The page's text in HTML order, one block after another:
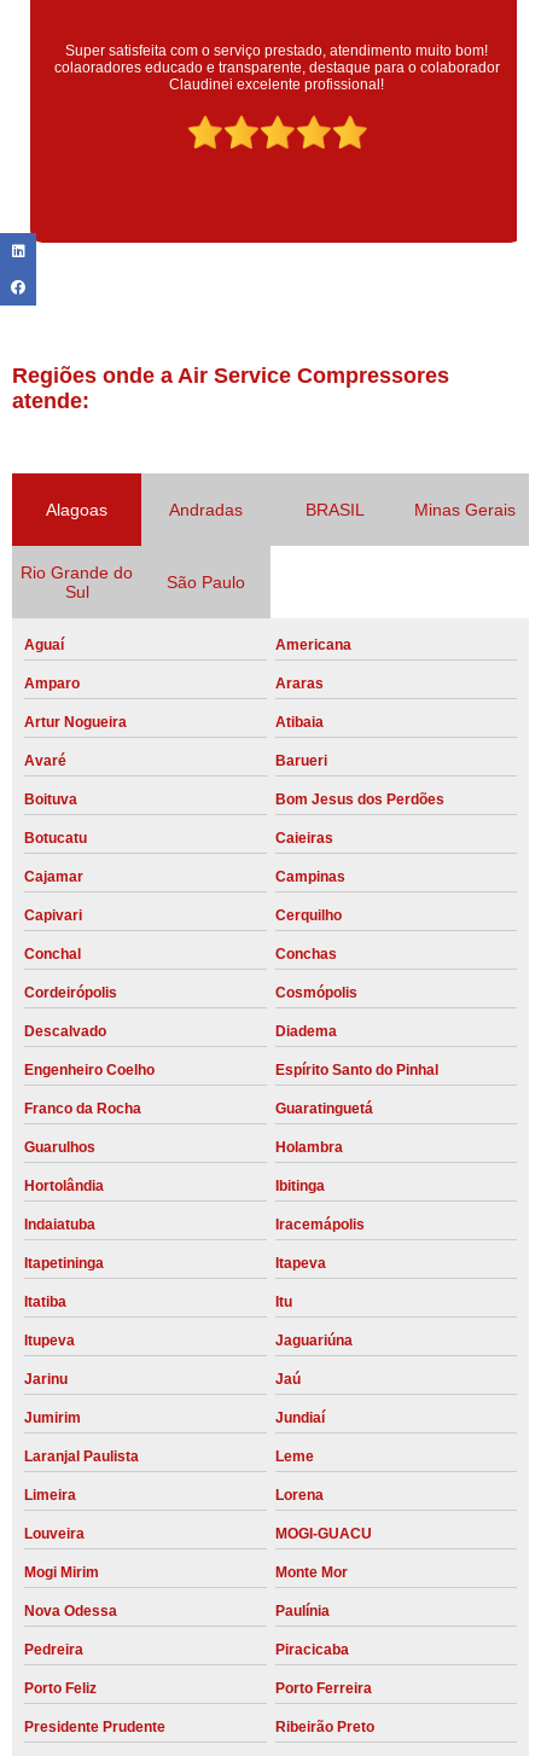
Super satisfeita com o serviço prestado, atendimento muito bom!
colaoradores educado e transparente, destaque para o colaborador
Claudinei excelente profissional!
Regiões onde a Air Service Compressores
atende:
Alagoas Andradas BRASIL Minas Gerais
Rio Grande do
Sul
São Paulo
Aguaí Americana
Amparo Araras
Artur Nogueira Atibaia
Avaré Barueri
Boituva Bom Jesus dos Perdões
Botucatu Caieiras
Cajamar Campinas
Capivari Cerquilho
Conchal Conchas
Cordeirópolis Cosmópolis
Descalvado Diadema
Engenheiro Coelho Espírito Santo do Pinhal
Franco da Rocha Guaratinguetá
Guarulhos Holambra
Hortolândia Ibitinga
Indaiatuba Iracemápolis
Itapetininga Itapeva
Itatiba Itu
Itupeva Jaguariúna
Jarinu Jaú
Jumirim Jundiaí
Laranjal Paulista Leme
Limeira Lorena
Louveira MOGI-GUACU
Mogi Mirim Monte Mor
Nova Odessa Paulínia
Pedreira Piracicaba
Porto Feliz Porto Ferreira
Presidente Prudente Ribeirão Preto